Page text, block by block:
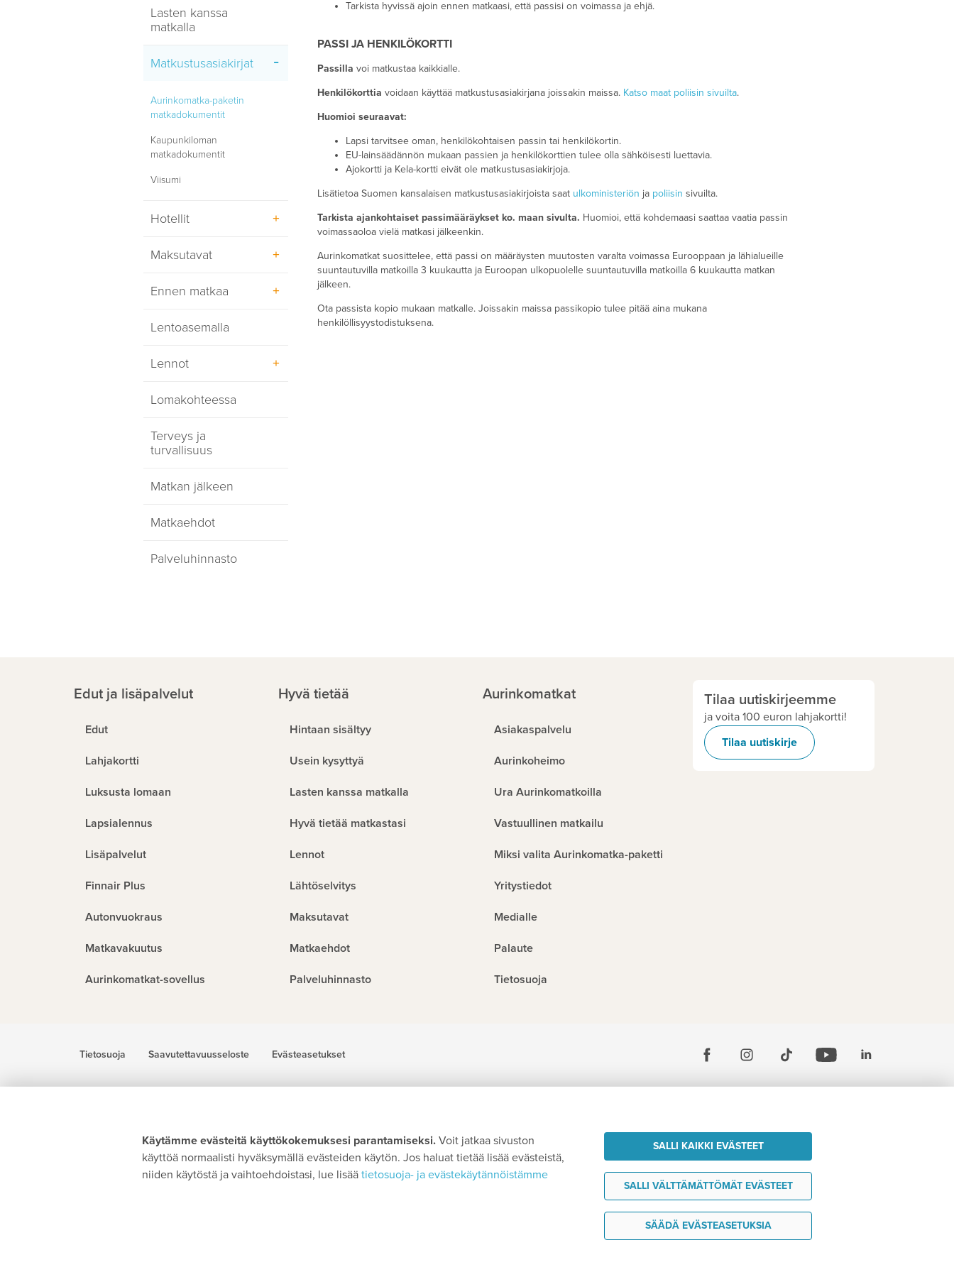
Matkan varaaminen
Ennen matkaa
Matkakohteessa
Matkan jälkeen
Lasten kanssa
matkalla
Matkustusasiakirjat
Aurinkomatka-paketin
matkadokumentit
Kaupunkiloman
matkadokumentit
Viisumi
Hotellit
Ateriat
luovutus
Takuumaksu hotelliin
Maksutavat
Loppumaksu ja
Takaisinmaksu
Ennen matkaa
Omatoimimatkailijan
Lentoasemalla
Lennot
Istuinpaikat ja tarjoilu
Businessluokka
Lähtöselvitys
Matkatavarat
Lomakohteessa
Terveys ja
turvallisuus
Matkan jälkeen
Matkaehdot
Palveluhinnasto
Tarkista hyvissä ajoin ennen matkaasi, että passisi on voimassa ja ehjä.
PASSI JA HENKILÖKORTTI
Passilla voi matkustaa kaikkialle.
Henkilökorttia voidaan käyttää matkustusasiakirjana joissakin maissa. Katso maat poliisin sivuilta.
Huomioi seuraavat:
Lapsi tarvitsee oman, henkilökohtaisen passin tai henkilökortin.
EU-lainsäädännön mukaan passien ja henkilökorttien tulee olla sähköisesti luettavia.
Ajokortti ja Kela-kortti eivät ole matkustusasiakirjoja.
Lisätietoa Suomen kansalaisen matkustusasiakirjoista saat ulkoministeriön ja poliisin sivuilta.
Tarkista ajankohtaiset passimääräykset ko. maan sivulta. Huomioi, että kohdemaasi saattaa vaatia passin
voimassaoloa vielä matkasi jälkeenkin.
Aurinkomatkat suosittelee, että passi on määräysten muutosten varalta voimassa Eurooppaan ja lähialueille
suuntautuvilla matkoilla 3 kuukautta ja Euroopan ulkopuolelle suuntautuvilla matkoilla 6 kuukautta matkan
jälkeen.
Ota passista kopio mukaan matkalle. Joissakin maissa passikopio tulee pitää aina mukana
henkilöllisyystodistuksena.
Edut ja lisäpalvelut
Edut
Lahjakortti
Luksusta lomaan
Lapsialennus
Lisäpalvelut
Finnair Plus
Autonvuokraus
Matkavakuutus
Aurinkomatkat-sovellus
Hyvä tietää
Hintaan sisältyy
Usein kysyttyä
Lasten kanssa matkalla
Hyvä tietää matkastasi
Lennot
Lähtöselvitys
Maksutavat
Matkaehdot
Palveluhinnasto
Aurinkomatkat
Asiakaspalvelu
Aurinkoheimo
Ura Aurinkomatkoilla
Vastuullinen matkailu
Miksi valita Aurinkomatka-paketti
Yritystiedot
Medialle
Palaute
Tietosuoja
Tilaa uutiskirjeemme
ja voita 100 euron lahjakortti!
Tilaa uutiskirje
Tietosuoja Saavutettavuusseloste Evästeasetukset
Käytämme evästeitä käyttökokemuksesi parantamiseksi. Voit jatkaa sivuston
käyttöä normaalisti hyväksymällä evästeiden käytön. Jos haluat tietää lisää evästeistä,
niiden käytöstä ja vaihtoehdoistasi, lue lisää tietosuoja- ja evästekäytännöistämme
SALLI KAIKKI EVÄSTEET
SALLI VÄLTTÄMÄTTÖMÄT EVÄSTEET
SÄÄDÄ EVÄSTEASETUKSIA